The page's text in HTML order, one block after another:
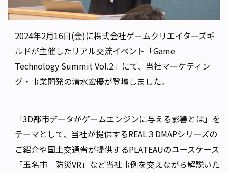
2024年2月16日(金)に株式会社ゲームクリエイターズギ
ルドが主催したリアル交流イベント「Game
Technology Summit Vol.2」にて、当社マーケティン
グ・事業開発の清水宏優が登壇しました。
「3D都市データがゲームエンジンに与える影響とは」を
テーマとして、当社が提供するREAL３DMAPシリーズの
ご紹介や国土交通省が提供するPLATEAUのユースケース
「玉名市 防災VR」など当社事例を交えながら解説いた